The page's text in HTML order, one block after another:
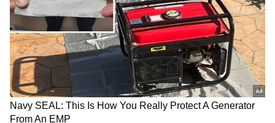
ABOUT THE AUTHOR